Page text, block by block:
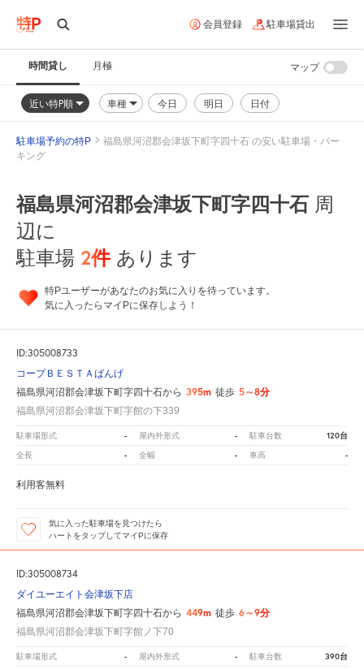
会員登録 駐車場貸出
時間貸し 月極
近い特P順 車種 今日 明日 日付
マップ
駐車場予約の特P
福島県河沼郡会津坂下町字四十石 の安い駐車場・パー
キング
福島県河沼郡会津坂下町字四十石 周
辺に
駐車場 2件 あります
特Pユーザーがあなたのお気に入りを待っています。
気に入ったらマイPに保存しよう！
ID:305008733
コープＢＥＳＴＡばんげ
福島県河沼郡会津坂下町字四十石から 395m 徒歩 5～8分
福島県河沼郡会津坂下町字館の下339
駐車場形式 - 屋内外形式 - 駐車台数 120台
全長 - 全幅 - 車高 -
利用客無料
気に入った駐車場を見つけたら
ハートをタップしてマイPに保存
ID:305008734
ダイユーエイト会津坂下店
福島県河沼郡会津坂下町字四十石から 449m 徒歩 6～9分
福島県河沼郡会津坂下町字館ノ下70
駐車場形式 - 屋内外形式 - 駐車台数 390台